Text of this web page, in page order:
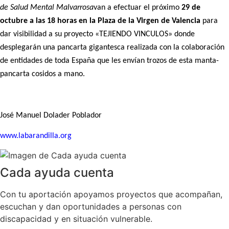
de Salud Mental Malvarrosavan a efectuar el próximo 29 de
octubre a las 18 horas en la Plaza de la Virgen de Valencia para
dar visibilidad a su proyecto «TEJIENDO VINCULOS» donde
desplegarán una pancarta gigantesca realizada con la colaboración
de entidades de toda España que les envían trozos de esta manta-
pancarta cosidos a mano.
José Manuel Dolader Poblador
www.labarandilla.org
Cada ayuda cuenta
Con tu aportación apoyamos proyectos que acompañan,
escuchan y dan oportunidades a personas con
discapacidad y en situación vulnerable.